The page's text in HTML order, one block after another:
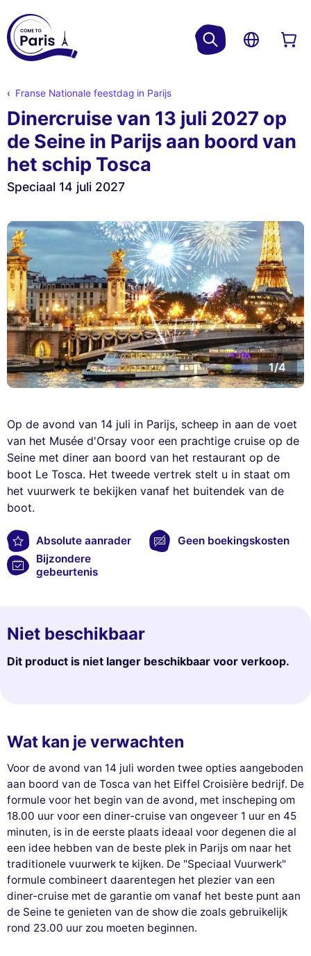
Franse Nationale feestdag in Parijs
Dinercruise van 13 juli 2027 op
de Seine in Parijs aan boord van
het schip Tosca
Speciaal 14 juli 2027
1/4
Op de avond van 14 juli in Parijs, scheep in aan de voet
van het Musée d'Orsay voor een prachtige cruise op de
Seine met diner aan boord van het restaurant op de
boot Le Tosca. Het tweede vertrek stelt u in staat om
het vuurwerk te bekijken vanaf het buitendek van de
boot.
Absolute aanrader
Geen boekingskosten
Bijzondere
gebeurtenis
Niet beschikbaar
Dit product is niet langer beschikbaar voor verkoop.
Wat kan je verwachten
Voor de avond van 14 juli worden twee opties aangeboden
aan boord van de Tosca van het Eiffel Croisière bedrijf. De
formule voor het begin van de avond, met inscheping om
18.00 uur voor een diner-cruise van ongeveer 1 uur en 45
minuten, is in de eerste plaats ideaal voor degenen die al
een idee hebben van de beste plek in Parijs om naar het
traditionele vuurwerk te kijken. De "Speciaal Vuurwerk"
formule combineert daarentegen het plezier van een
diner-cruise met de garantie om vanaf het beste punt aan
de Seine te genieten van de show die zoals gebruikelijk
rond 23.00 uur zou moeten beginnen.